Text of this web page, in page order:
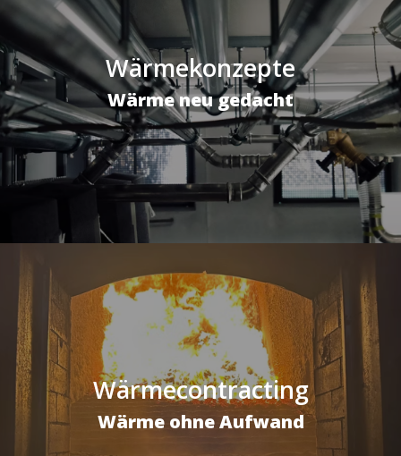
Wärmekonzepte
Wärme neu gedacht
Wärmecontracting
Wärme ohne Aufwand